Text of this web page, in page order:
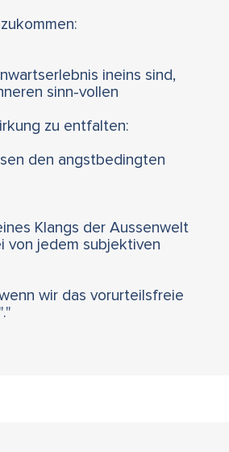
ineins sind,
sinn-vollen
zu entfalten:
den angstbedingten
Klangs der Aussenwelt
von jedem subjektiven
wir das vorurteilsfreie